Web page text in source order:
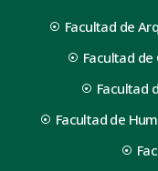
Facultad de
Facultad de
Facultad
Facultad de